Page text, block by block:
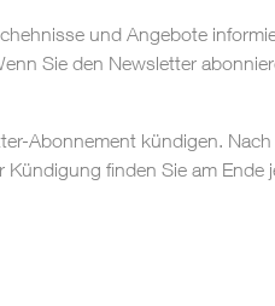
und Angebote
Sie den Newsletter
Abonnement kündigen.
finden Sie am Ende